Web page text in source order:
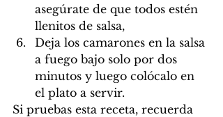
asegúrate de que todos estén
llenitos de salsa,
Deja los camarones en la salsa
a fuego bajo solo por dos
minutos y luego colócalo en
el plato a servir.
Si pruebas esta receta, recuerda